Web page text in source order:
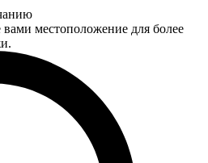
местоположение для более